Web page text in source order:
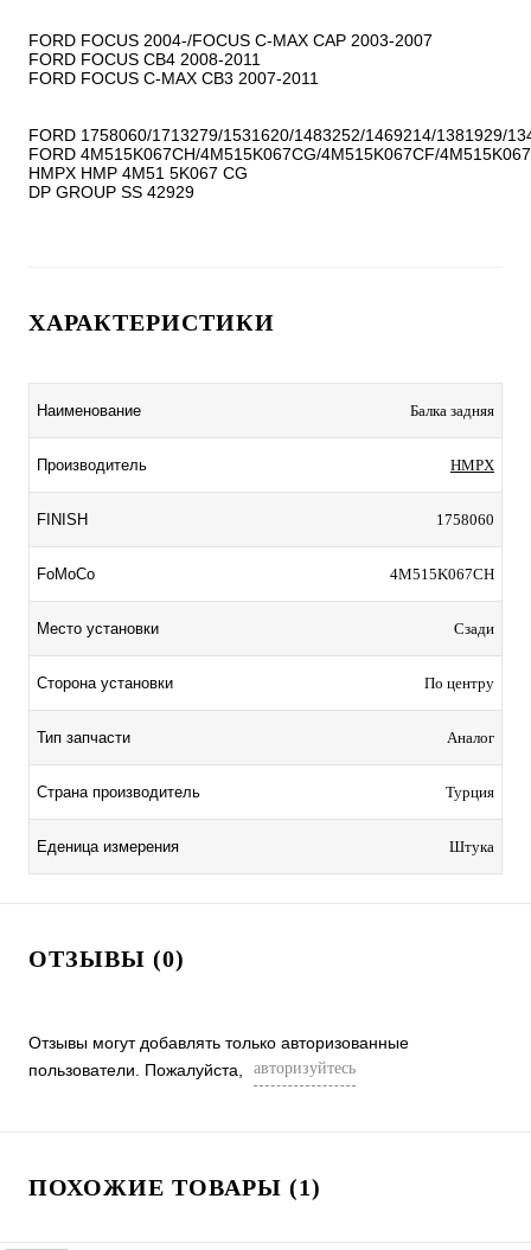
FORD FOCUS 2004-/FOCUS C-MAX CAP 2003-2007
FORD FOCUS CB4 2008-2011
FORD FOCUS C-MAX CB3 2007-2011
FORD 1758060/1713279/1531620/1483252/1469214/1381929/
FORD 4M515K067CH/4M515K067CG/4M515K067CF/
HMPX HMP 4M51 5K067 CG
ХАРАКТЕРИСТИКИ
Наименование Балка задняя
Производитель HMPX
FINISH 1758060
FoMoCo 4M515K067CH
Место установки Сзади
Сторона установки По центру
Тип запчасти Аналог
Страна производитель Турция
Еденица измерения Штука
ОТЗЫВЫ (0)
Отзывы могут добавлять только авторизованные
пользователи. Пожалуйста,
авторизуйтесь
ПОХОЖИЕ ТОВАРЫ (1)